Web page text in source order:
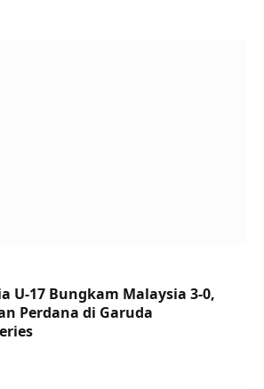
U-17 Bungkam Malaysia 3-0,
Perdana di Garuda